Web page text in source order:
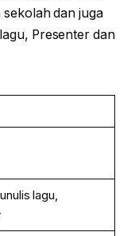
sekolah dan juga
Presenter dan
lagu,